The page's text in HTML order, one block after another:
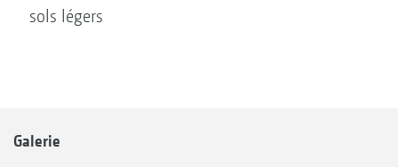
sols légers
Galerie